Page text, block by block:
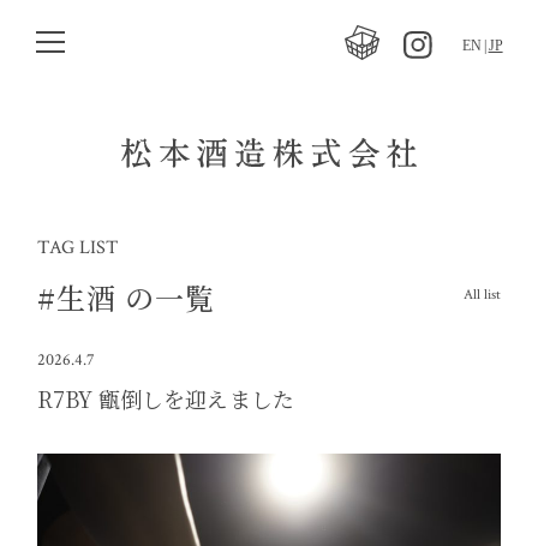
EN JP
TAG LIST
#生酒 の一覧 All list
R7BY 甑倒しを迎えました
2026.4.7